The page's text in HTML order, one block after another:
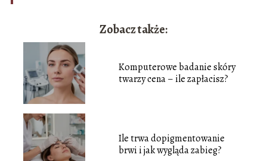
Zobacz także:
Komputerowe badanie skóry
twarzy cena – ile zapłacisz?
Ile trwa dopigmentowanie
brwi i jak wygląda zabieg?